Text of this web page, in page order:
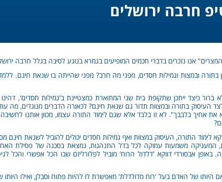
חרבה ירושלים
אנו נזכרים בדברי חכמים המופיעים בגמרא בנוגע לסיבה בגלל חרבה
בתורה ובמצות וגמילות חסדים, מפני מה חרב? מפני שהייתה בו שנאת חינם.
ברור כיצד ייתכן שתקופת בית שני המתוארת כמצטיינת ב'גמילות חסדים',
העיסוק בתורה ובמצוות תדור גם שנאת חינם? לכאורה הדברים מנוגדים, מה
את אחיך בלבבך". לא זו בלבד אלא שגם לימוד התורה עצמו, מכוון אותנו
לימוד התורה, העיסוק במצוות ואף גמילות חסדים יכולים להוביל לשנאת
המעניקה משמעות עמוקה לכל בדל התנהגות, נמצאת בסכנה של פסילת
אבסורדי דווקא 'דלדול הרוח' מוביל לפלורליזם שבו הכל אפשרי והכל
היותו של האדם בעל 'רוח מדולדלת' מאפשרת לו להיות פתוח וסבלן, ואילו היותו